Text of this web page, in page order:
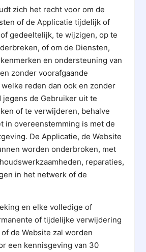
zich het recht voor om de
of de Applicatie tijdelijk of
gedeeltelijk, te wijzigen, op te
of om de Diensten,
en ondersteuning van
zonder voorafgaande
reden dan ook en zonder
jegens de Gebruiker uit te
of te verwijderen, behalve
in overeenstemming is met de
De Applicatie, de Website
worden onderbroken, met
reparaties,
in het netwerk of de
en elke volledige of
of tijdelijke verwijdering
de Website zal worden
een kennisgeving van 30